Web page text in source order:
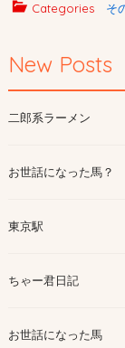
Categories そ
New Posts
二郎系ラーメン
お世話になった馬？
東京駅
ちゃー君日記
お世話になった馬